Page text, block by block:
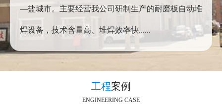
—盐城市。主要经营我公司研制生产的耐磨板自动堆
焊设备，技术含量高、堆焊效率快......
工程案例
ENGINEERING CASE